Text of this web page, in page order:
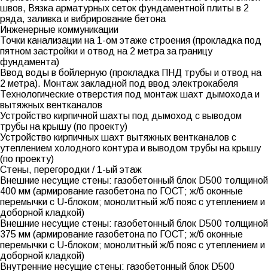
швов, Вязка арматурных сеток фундаментной плиты в 2
ряда, заливка и вибрирование бетона
Инженерные коммуникации
Точки канализации на 1-ом этаже строения (прокладка под
пятном застройки и отвод на 2 метра за границу
фундамента)
Ввод воды в бойлерную (прокладка ПНД трубы и отвод на
2 метра). Монтаж закладной под ввод электрокабеля
Технологические отверстия под монтаж шахт дымохода и
вытяжных вентканалов
Устройство кирпичной шахты под дымоход с выводом
трубы на крышу (по проекту)
Устройство кирпичных шахт вытяжных вентканалов с
утеплением холодного контура и выводом трубы на крышу
(по проекту)
Стены, перегородки / 1-ый этаж
Внешние несущие стены: газобетонный блок D500 толщиной
400 мм (армирование газобетона по ГОСТ; ж/б оконные
перемычки с U-блоком; монолитный ж/б пояс с утеплением и
доборной кладкой)
Внешние несущие стены: газобетонный блок D500 толщиной
375 мм (армирование газобетона по ГОСТ; ж/б оконные
перемычки с U-блоком; монолитный ж/б пояс с утеплением и
доборной кладкой)
Внутренние несущие стены: газобетонный блок D500